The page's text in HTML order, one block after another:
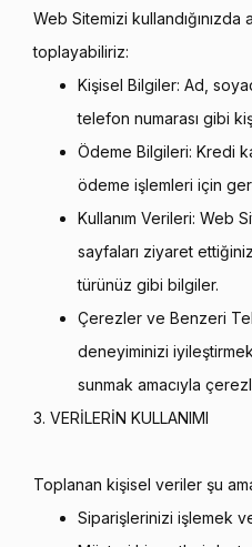
Web Sitemizi
toplayabiliriz:
Kişisel Bilgiler: Ad,
telefon numarası gibi
Ödeme Bilgileri: Kredi
ödeme işlemleri için
Kullanım Verileri: Web
sayfaları ziyaret
türünüz gibi bilgiler.
Çerezler ve Benzeri
deneyiminizi
sunmak amacıyla
3. VERİLERİN KULLANIMI
Toplanan kişisel veriler şu
Siparişlerinizi işlemek